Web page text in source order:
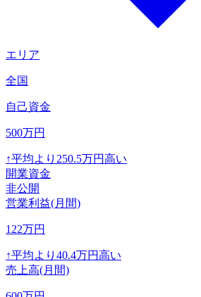
エリア
全国
自己資金
500万円
↑平均より 250.5万円高い
開業資金
非公開
営業利益(月間)
122万円
↑平均より 40.4万円高い
売上高(月間)